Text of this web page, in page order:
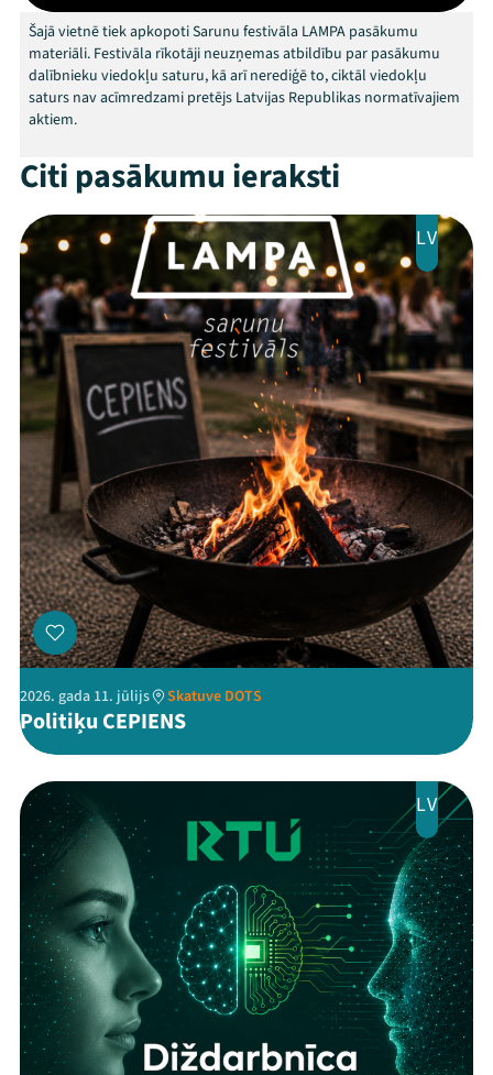
Viņi bija LAMPĀ 2026
Jaunumi
Ziedo
Veikals
Kontakti
ThreadsFacebookYoutube
X Instagram
Flick TikTok
Šajā vietnē tiek apkopoti Sarunu festivāla LAMPA pasākumu
materiāli. Festivāla rīkotāji neuzņemas atbildību par pasākumu
dalībnieku viedokļu saturu, kā arī nerediģē to, ciktāl viedokļu
saturs nav acīmredzami pretējs Latvijas Republikas normatīvajiem
aktiem.
Citi pasākumu ieraksti
LV
2026. gada 11. jūlijs Skatuve DOTS
Politiķu CEPIENS
LV